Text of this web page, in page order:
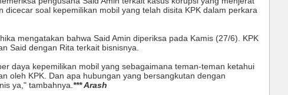
dicecar soal kepemilikan mobil yang telah disita KPK dalam perkara
mengatakan bahwa Said Amin diperiksa pada Kamis (27/6). KPK
Said dengan Rita terkait bisnisnya.
daya kepemilikan mobil yang sebagaimana teman-teman ketahui
oleh KPK. Dan apa hubungan yang bersangkutan dengan
ya," tambahnya. *** Arash